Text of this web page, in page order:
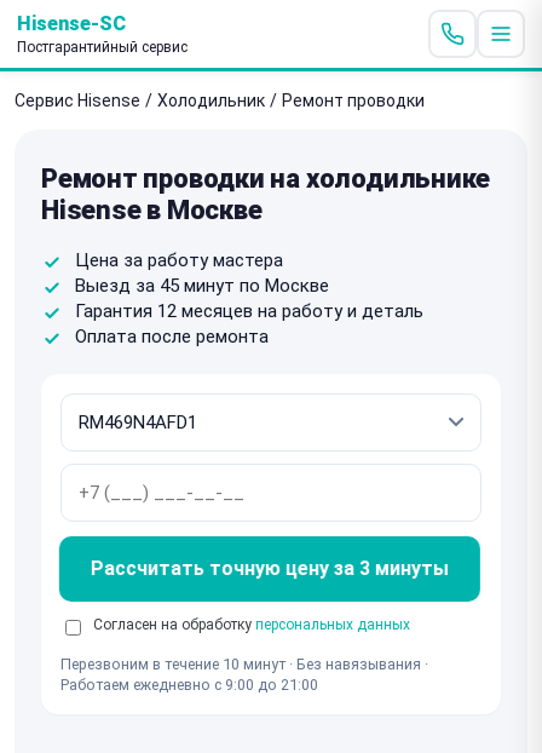
Hisense-SC
Постгарантийный сервис
Сервис Hisense / Холодильник / Ремонт проводки
Ремонт проводки на холодильнике
Hisense в Москве
Цена за работу мастера
Выезд за 45 минут по Москве
Гарантия 12 месяцев на работу и деталь
Оплата после ремонта
Рассчитать точную цену за 3 минуты
Согласен на обработку персональных данных
Перезвоним в течение 10 минут · Без навязывания ·
Работаем ежедневно с 9:00 до 21:00